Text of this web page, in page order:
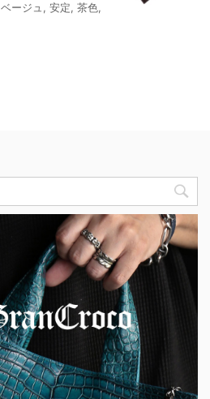
ベージュ , 安定, 茶色,